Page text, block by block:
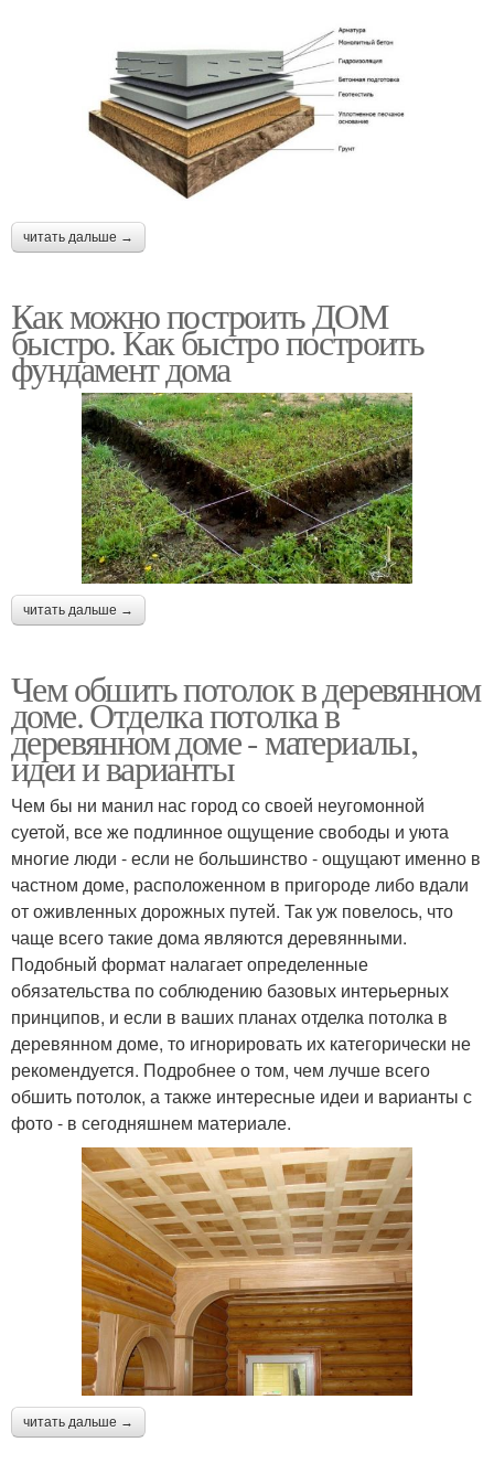
читать дальше →
Как можно построить ДОМ
быстро. Как быстро построить
фундамент дома
читать дальше →
Чем обшить потолок в деревянном
доме. Отделка потолка в
деревянном доме - материалы,
идеи и варианты
Чем бы ни манил нас город со своей неугомонной
суетой, все же подлинное ощущение свободы и уюта
многие люди - если не большинство - ощущают именно в
частном доме, расположенном в пригороде либо вдали
от оживленных дорожных путей. Так уж повелось, что
чаще всего такие дома являются деревянными.
Подобный формат налагает определенные
обязательства по соблюдению базовых интерьерных
принципов, и если в ваших планах отделка потолка в
деревянном доме, то игнорировать их категорически не
рекомендуется. Подробнее о том, чем лучше всего
обшить потолок, а также интересные идеи и варианты с
фото - в сегодняшнем материале.
читать дальше →